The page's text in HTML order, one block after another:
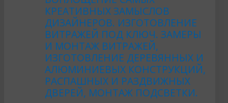
КРЕАТИВНЫХ ЗАМЫСЛОВ
ДИЗАЙНЕРОВ. ИЗГОТОВЛЕНИЕ
ВИТРАЖЕЙ ПОД КЛЮЧ. ЗАМЕРЫ
И МОНТАЖ ВИТРАЖЕЙ,
ИЗГОТОВЛЕНИЕ ДЕРЕВЯННЫХ И
АЛЮМИНИЕВЫХ КОНСТРУКЦИЙ,
РАСПАШНЫХ И РАЗДВИЖНЫХ
ДВЕРЕЙ, МОНТАЖ ПОДСВЕТКИ.